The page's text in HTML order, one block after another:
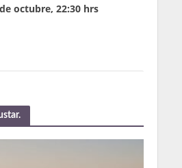
octubre, 22:30 hrs